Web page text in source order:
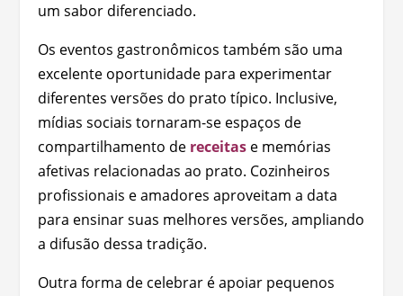
um sabor diferenciado.
Os eventos gastronômicos também são uma
excelente oportunidade para experimentar
diferentes versões do prato típico. Inclusive,
mídias sociais tornaram-se espaços de
compartilhamento de receitas e memórias
afetivas relacionadas ao prato. Cozinheiros
profissionais e amadores aproveitam a data
para ensinar suas melhores versões, ampliando
a difusão dessa tradição.
Outra forma de celebrar é apoiar pequenos